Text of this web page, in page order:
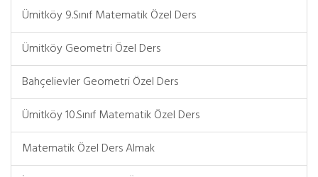
Ümitköy 9.Sınıf Matematik Özel Ders
Ümitköy Geometri Özel Ders
Bahçelievler Geometri Özel Ders
Ümitköy 10.Sınıf Matematik Özel Ders
Matematik Özel Ders Almak